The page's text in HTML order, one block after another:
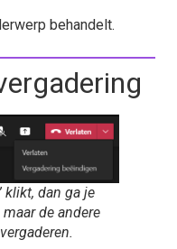
behandelt.
klikt, dan ga je
de andere